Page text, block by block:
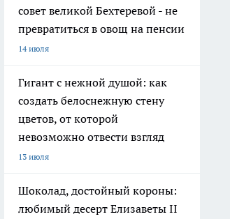
совет великой Бехтеревой - не
превратиться в овощ на пенсии
14 июля
Гигант с нежной душой: как
создать белоснежную стену
цветов, от которой
невозможно отвести взгляд
13 июля
Шоколад, достойный короны:
любимый десерт Елизаветы II